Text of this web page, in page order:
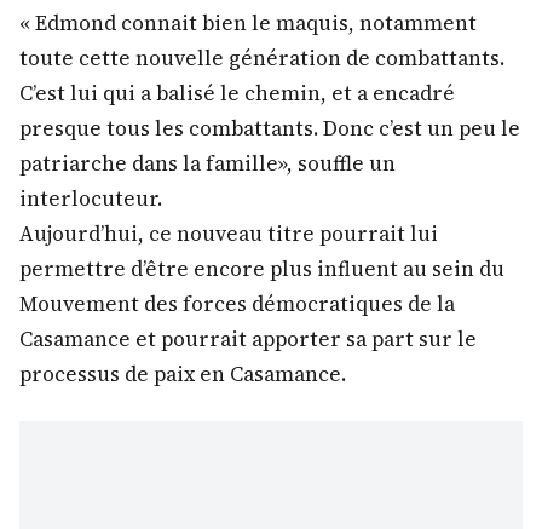
« Edmond connait bien le maquis, notamment
toute cette nouvelle génération de combattants.
C’est lui qui a balisé le chemin, et a encadré
presque tous les combattants. Donc c’est un peu le
patriarche dans la famille», souffle un
interlocuteur.
Aujourd’hui, ce nouveau titre pourrait lui
permettre d’être encore plus influent au sein du
Mouvement des forces démocratiques de la
Casamance et pourrait apporter sa part sur le
processus de paix en Casamance.